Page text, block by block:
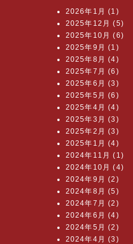
2026年1月 (1)
2025年12月 (5)
2025年10月 (6)
2025年9月 (1)
2025年8月 (4)
2025年7月 (6)
2025年6月 (3)
2025年5月 (6)
2025年4月 (4)
2025年3月 (3)
2025年2月 (3)
2025年1月 (4)
2024年11月 (1)
2024年10月 (4)
2024年9月 (2)
2024年8月 (5)
2024年7月 (2)
2024年6月 (4)
2024年5月 (2)
2024年4月 (3)